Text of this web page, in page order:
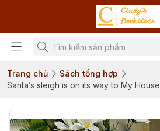
Trang chủ
Sách tổng hợp
Santa’s sleigh is on its way to My House